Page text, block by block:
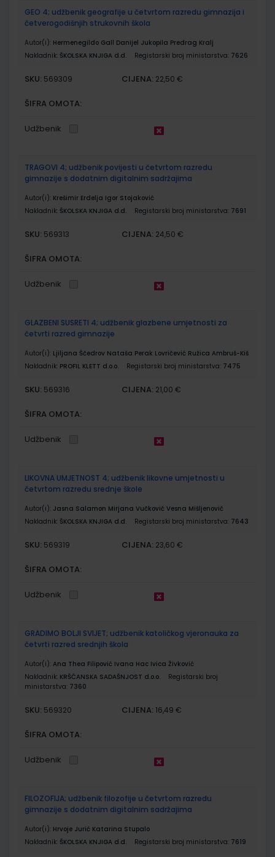
GEO 4; udžbenik geografije u četvrtom razredu gimnazija i
četverogodišnjih strukovnih škola
Autor(i): Hermenegildo Gall Danijel Jukopila Predrag Kralj
Nakladnik: ŠKOLSKA KNJIGA d.d. Registarski broj ministarstva: 7626
SKU: 569309 CIJENA: 22,50 €
ŠIFRA OMOTA:
Udžbenik
TRAGOVI 4; udžbenik povijesti u četvrtom razredu
gimnazije s dodatnim digitalnim sadržajima
Autor(i): Krešimir Erdelja Igor Stojaković
Nakladnik: ŠKOLSKA KNJIGA d.d. Registarski broj ministarstva: 7691
SKU: 569313 CIJENA: 24,50 €
ŠIFRA OMOTA:
Udžbenik
GLAZBENI SUSRETI 4; udžbenik glazbene umjetnosti za
četvrti razred gimnazije
Autor(i): Ljiljana Ščedrov Nataša Perak Lovričević Ružica Ambruš-Kiš
Nakladnik: PROFIL KLETT d.o.o. Registarski broj ministarstva: 7475
SKU: 569316 CIJENA: 21,00 €
ŠIFRA OMOTA:
Udžbenik
LIKOVNA UMJETNOST 4; udžbenik likovne umjetnosti u
četvrtom razredu srednje škole
Autor(i): Jasna Salamon Mirjana Vučković Vesna Mišljenović
Nakladnik: ŠKOLSKA KNJIGA d.d. Registarski broj ministarstva: 7643
SKU: 569319 CIJENA: 23,60 €
ŠIFRA OMOTA:
Udžbenik
GRADIMO BOLJI SVIJET; udžbenik katoličkog vjeronauka za
četvrti razred srednjih škola
Autor(i): Ana Thea Filipović Ivana Hac Ivica Živković
Nakladnik: KRŠĆANSKA SADAŠNJOST d.o.o.
Registarski broj
ministarstva: 7360
SKU: 569320 CIJENA: 16,49 €
ŠIFRA OMOTA:
Udžbenik
FILOZOFIJA; udžbenik filozofije u četvrtom razredu
gimnazije s dodatnim digitalnim sadržajima
Autor(i): Hrvoje Jurić Katarina Stupalo
Nakladnik: ŠKOLSKA KNJIGA d.d. Registarski broj ministarstva: 7619